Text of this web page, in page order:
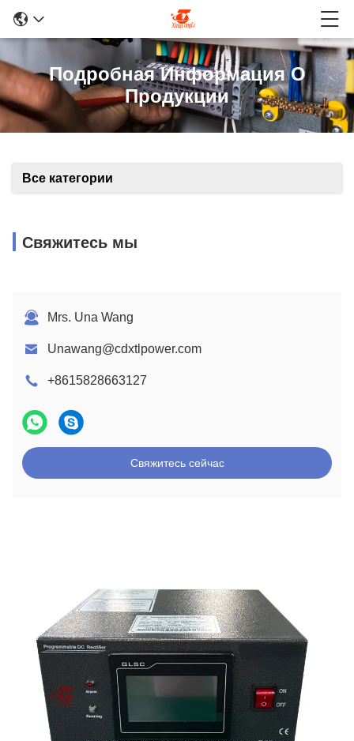
Подробная Информация О
Продукции
Все категории
Свяжитесь мы
Mrs. Una Wang
Unawang@cdxtlpower.com
+8615828663127
Свяжитесь сейчас